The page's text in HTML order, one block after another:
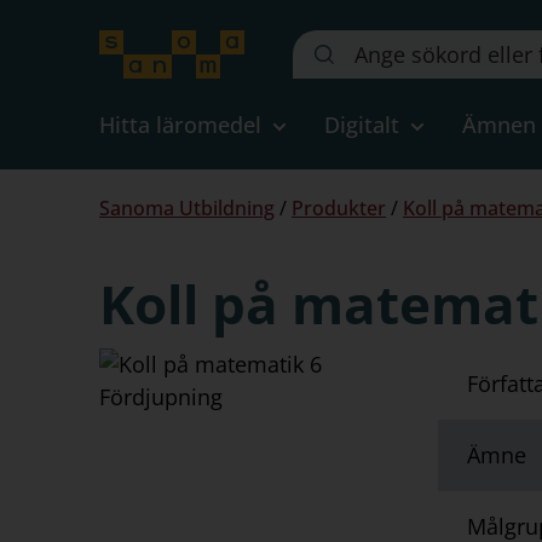
Sök
på
webbplatsen::
Hitta läromedel Digitalt Ämnen
Du
Sanoma Utbildning / Produkter / Koll på
Koll på
Ämne